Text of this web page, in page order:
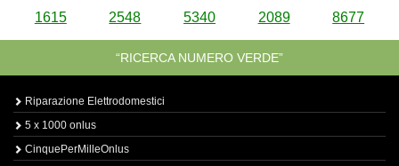
1615 2548 5340 2089 8677
“RICERCA NUMERO VERDE”
Riparazione Elettrodomestici
5 x 1000 onlus
CinquePerMilleOnlus